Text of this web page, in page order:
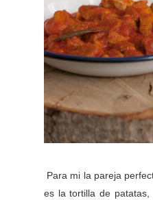
Para mi la pareja
es la tortilla de